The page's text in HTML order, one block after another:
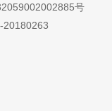
号
20180263